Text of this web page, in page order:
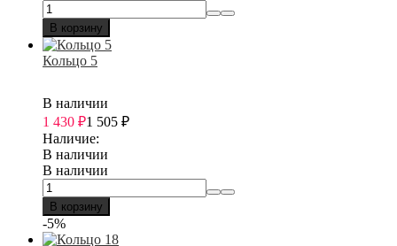
В корзину
Кольцо 5
В наличии
1 430 ₽1 505 ₽
Наличие:
В наличии
В наличии
В корзину
-5%